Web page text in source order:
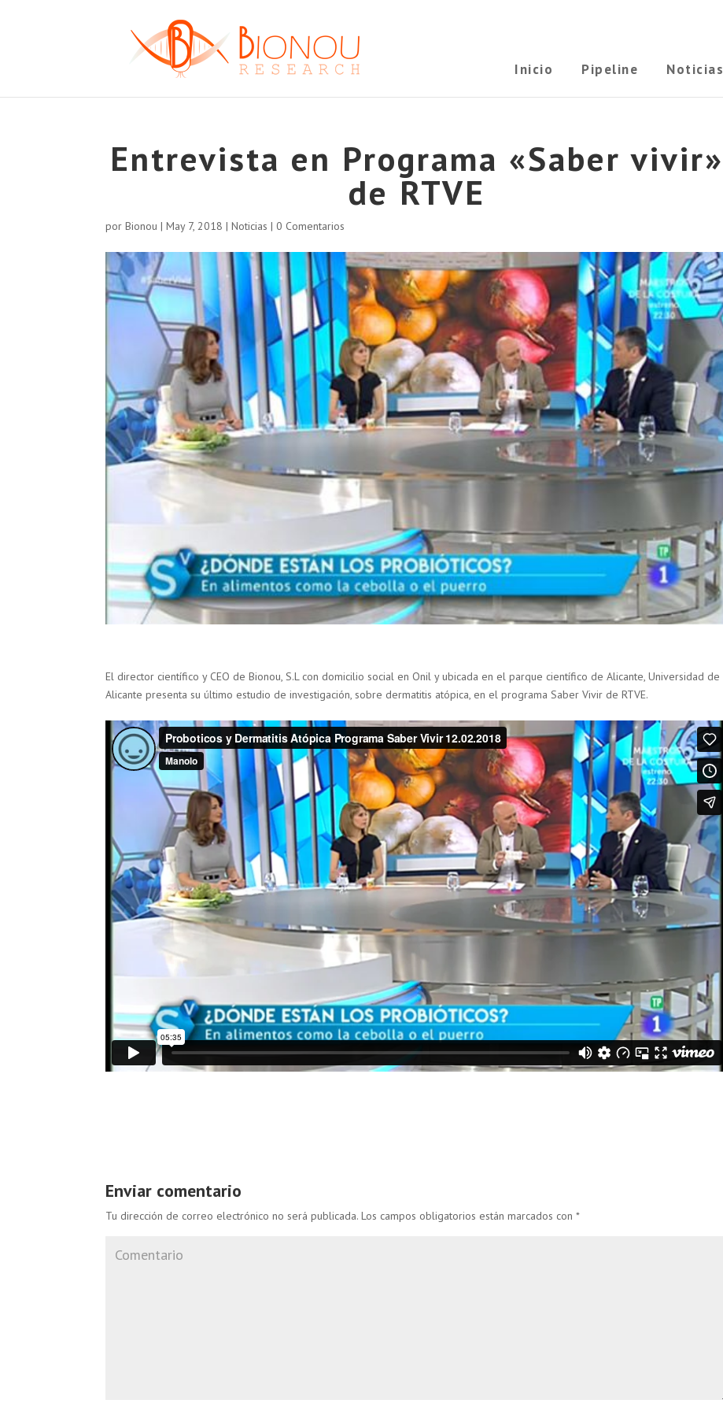
Inicio Pipeline Noticias
Entrevista en Programa «Saber vivir»
de RTVE
porBionou |May 7, 2018 |Noticias |0 Comentarios
El director científico y CEO de Bionou, S.L con domicilio social en Onil y ubicada en el parque científico de Alicante, Universidad de
Alicante presenta su último estudio de investigación, sobre dermatitis atópica, en el programa Saber Vivir de RTVE.
Enviar comentario
Tu dirección de correo electrónico no será publicada. Los campos obligatorios están marcados con*